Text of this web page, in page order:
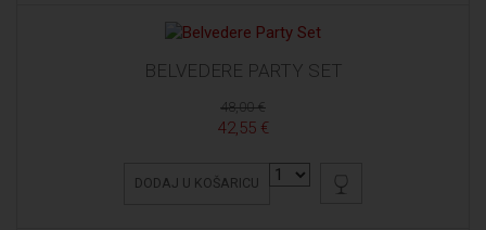
BELVEDERE PARTY SET
48,00 €
42,55 €
DODAJ U KOŠARICU